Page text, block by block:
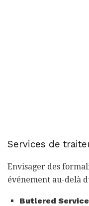
Services de
Envisager des
événement au-delà
Butlered